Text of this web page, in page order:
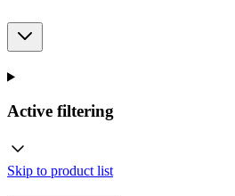
Active filtering
Skip to product list